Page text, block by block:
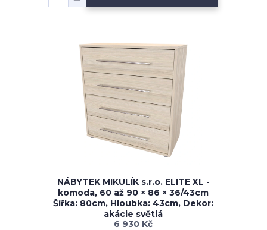
NÁBYTEK MIKULÍK s.r.o. ELITE XL -
komoda, 60 až 90 × 86 × 36/43cm
Šířka: 80cm, Hloubka: 43cm, Dekor:
akácie světlá
6 930 Kč